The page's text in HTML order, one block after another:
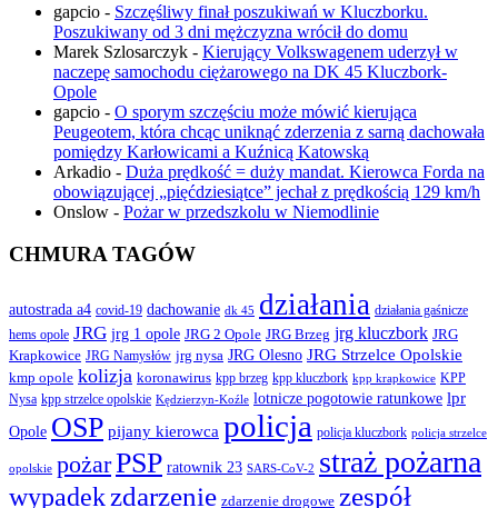
gapcio - Szczęśliwy finał poszukiwań w Kluczborku.
Poszukiwany od 3 dni mężczyzna wrócił do domu
Marek Szlosarczyk - Kierujący Volkswagenem uderzył w
naczepę samochodu ciężarowego na DK 45 Kluczbork-
Opole
gapcio - O sporym szczęściu może mówić kierująca
Peugeotem, która chcąc uniknąć zderzenia z sarną dachowała
pomiędzy Karłowicami a Kuźnicą Katowską
Arkadio - Duża prędkość = duży mandat. Kierowca Forda na
obowiązującej „pięćdziesiątce” jechał z prędkością 129 km/h
Onslow - Pożar w przedszkolu w Niemodlinie
CHMURA TAGÓW
autostrada a4 covid-19 dachowanie dk 45 działania działania gaśnicze
hems opole JRG jrg 1 opole JRG 2 Opole JRG Brzeg jrg kluczbork JRG
Krapkowice JRG Namysłów jrg nysa JRG Olesno JRG Strzelce Opolskie
kmp opole kolizja koronawirus kpp brzeg kpp kluczbork kpp krapkowice KPP
Nysa kpp strzelce opolskie Kędzierzyn-Koźle lotnicze pogotowie ratunkowe lpr
Opole OSP pijany kierowca policja policja kluczbork policja strzelce
opolskie pożarPSP ratownik 23 SARS-CoV-2 straż pożarna
wypadekzdarzenie zdarzenie drogowe zespół